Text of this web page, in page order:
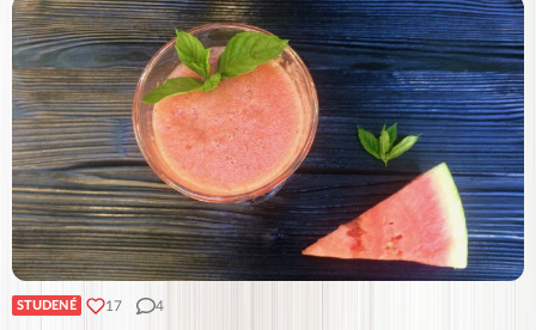
STUDENÉ 17 4